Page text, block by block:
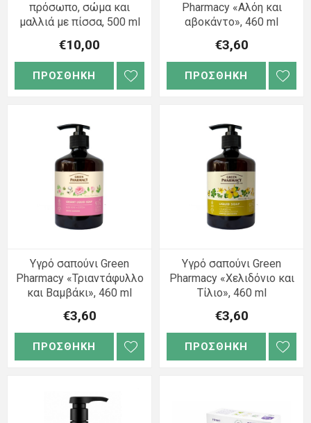
πρόσωπο, σώμα και
μαλλιά με πίσσα, 500 ml
€10,00
ΠΡΟΣΘΗΚΗ
Pharmacy «Αλόη και
αβοκάντο», 460 ml
€3,60
ΠΡΟΣΘΗΚΗ
Υγρό σαπούνι Green
Pharmacy «Τριαντάφυλλο
και Βαμβάκι», 460 ml
€3,60
ΠΡΟΣΘΗΚΗ
Υγρό σαπούνι Green
Pharmacy «Χελιδόνιο και
Τίλιο», 460 ml
€3,60
ΠΡΟΣΘΗΚΗ